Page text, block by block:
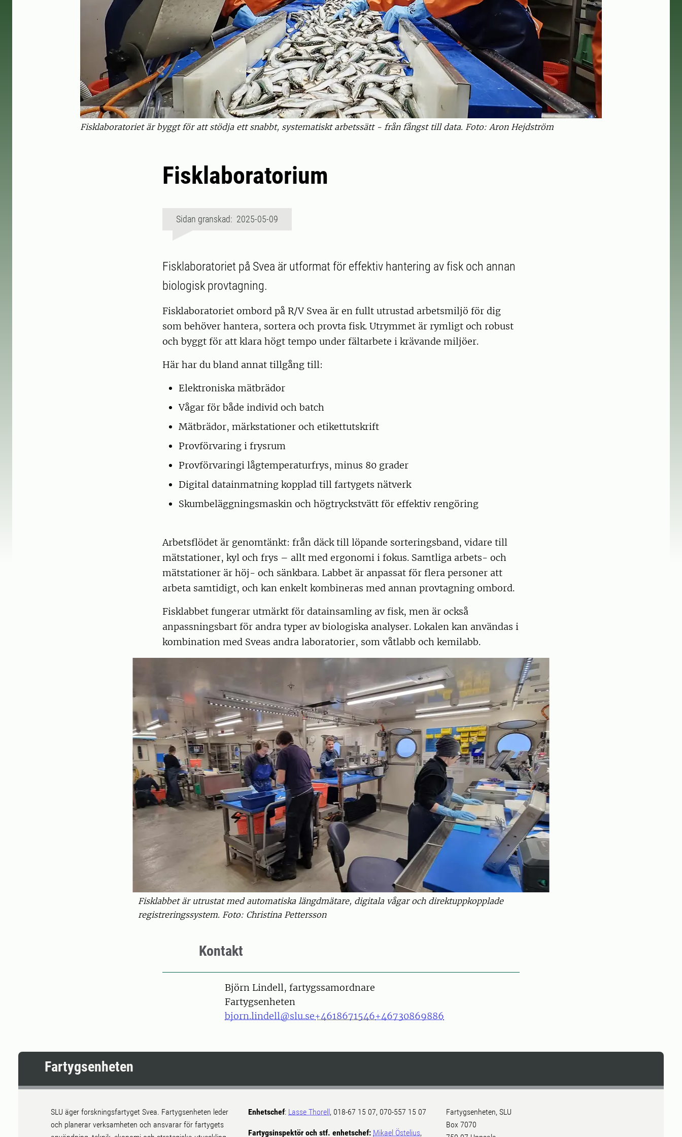
Fisklaboratoriet är byggt för att stödja ett snabbt, systematiskt arbetssätt - från fångst till data. Foto: Aron Hejdström
Fisklaboratorium
Sidan granskad: 2025-05-09
Fisklaboratoriet på Svea är utformat för effektiv hantering av fisk och annan
biologisk provtagning.
Fisklaboratoriet ombord på R/V Svea är en fullt utrustad arbetsmiljö för dig
som behöver hantera, sortera och provta fisk. Utrymmet är rymligt och robust
och byggt för att klara högt tempo under fältarbete i krävande miljöer.
Här har du bland annat tillgång till:
Elektroniska mätbrädor
Vågar för både individ och batch
Mätbrädor, märkstationer och etikettutskrift
Provförvaring i frysrum
Provförvaringi lågtemperaturfrys, minus 80 grader
Digital datainmatning kopplad till fartygets nätverk
Skumbeläggningsmaskin och högtryckstvätt för effektiv rengöring
Arbetsflödet är genomtänkt: från däck till löpande sorteringsband, vidare till
mätstationer, kyl och frys – allt med ergonomi i fokus. Samtliga arbets- och
mätstationer är höj- och sänkbara. Labbet är anpassat för flera personer att
arbeta samtidigt, och kan enkelt kombineras med annan provtagning ombord.
Fisklabbet fungerar utmärkt för datainsamling av fisk, men är också
anpassningsbart för andra typer av biologiska analyser. Lokalen kan användas i
kombination med Sveas andra laboratorier, som våtlabb och kemilabb.
Fisklabbet är utrustat med automatiska längdmätare, digitala vågar och direktuppkopplade
registreringssystem. Foto: Christina Pettersson
Kontakt
PersonBjörn Lindell, fartygssamordnare
Fartygsenheten
bjorn.lindell@slu.se+4618671546+46730869886
Fartygsenheten
SLU äger forskningsfartyget Svea. Fartygsenheten leder
och planerar verksamheten och ansvarar för fartygets
Enhetschef: Lasse Thorell , 018-67 15 07, 070-557 15 07
Fartygsinspektör och stf. enhetschef: Mikael Östelius,
Fartygsenheten, SLU
Box 7070